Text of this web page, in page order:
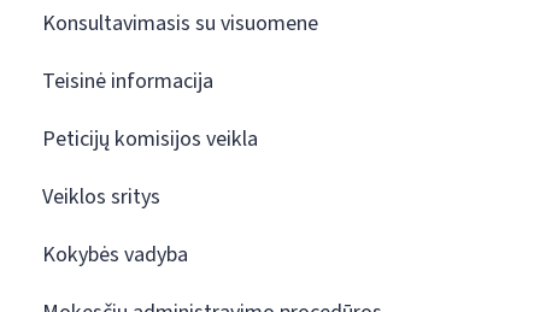
Konsultavimasis su visuomene
Teisinė informacija
Peticijų komisijos veikla
Veiklos sritys
Kokybės vadyba